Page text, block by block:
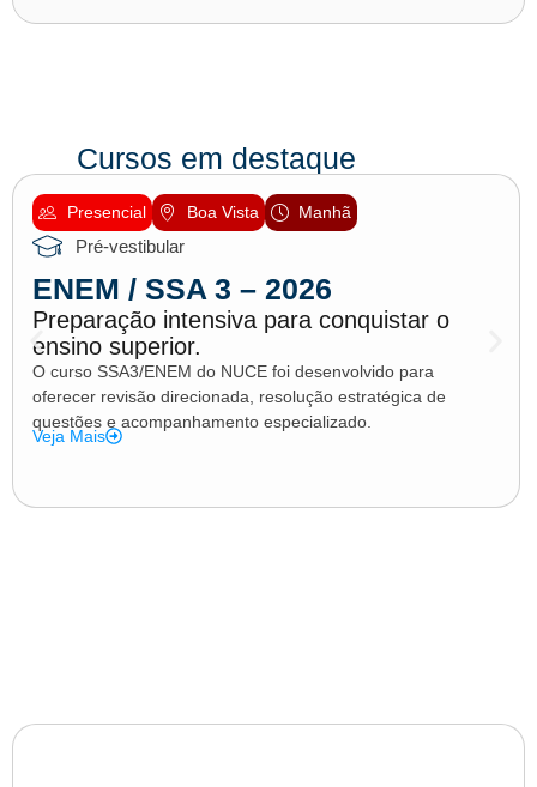
Cursos em destaque
Presencial Boa Vista Manhã
Pré-vestibular
ENEM / SSA 3 – 2026
Preparação intensiva para conquistar o
ensino superior.
O curso SSA3/ENEM do NUCE foi desenvolvido para
oferecer revisão direcionada, resolução estratégica de
questões e acompanhamento especializado.
Veja Mais